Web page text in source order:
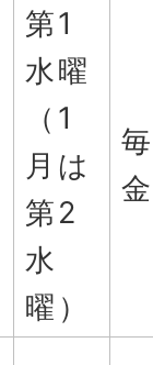
第1
水曜
（1
月は
第2
水
曜）